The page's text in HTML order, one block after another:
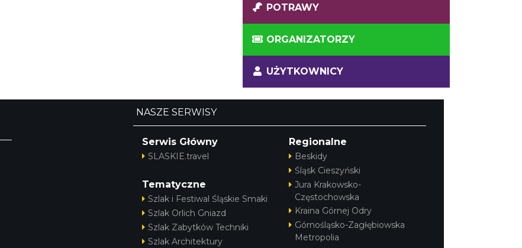
POTRAWY
ORGANIZATORZY
UŻYTKOWNICY
NASZE SERWISY
Serwis Główny
SLASKIE.travel
Tematyczne
Szlak i Festiwal Śląskie Smaki
Szlak Orlich Gniazd
Szlak Zabytków Techniki
Szlak Architektury
Regionalne
Beskidy
Śląsk Cieszyński
Jura Krakowsko-
Częstochowska
Kraina Górnej Odry
Górnośląsko-Zagłębiowska
Metropolia